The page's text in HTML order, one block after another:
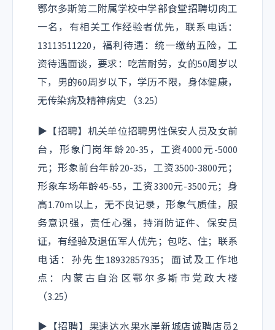
鄂尔多斯第二附属学校中学部食堂招聘切肉工
一名，有相关工作经验者优先，联系电话：
13113511220，福利待遇：统一缴纳五险，工
资待遇面谈，要求：吃苦耐劳，女的50周岁以
下，男的60周岁以下，学历不限，身体健康，
无传染病及精神病史 （3.25）
▶【招聘】机关单位招聘男性保安人员及女前
台，形象门岗年龄20-35，工资4000元-5000
元；形象前台年龄20-35，工资3500-3800元；
形象车场年龄45-55，工资3300元-3500元；身
高1.70m以上，无不良记录，形象气质佳，服
务意识强，责任心强，持消防证件、保安员
证，有经验及退伍军人优先；包吃、住；联系
电话：孙先生18932857935；面试及工作地
点：内蒙古自治区鄂尔多斯市党政大楼
（3.25）
▶【招聘】果速达水果水岸新城店诚聘店员2